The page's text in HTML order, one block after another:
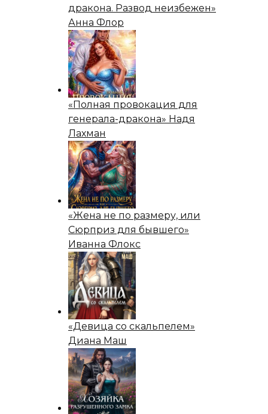
дракона. Развод неизбежен»
Анна Флор
«Полная провокация для
генерала-дракона» Надя
Лахман
«Жена не по размеру, или
Сюрприз для бывшего»
Иванна Флокс
«Девица со скальпелем»
Диана Маш